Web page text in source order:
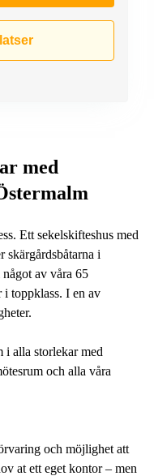
med
Ett sekelskifteshus med
skärgårdsbåtarna i
av våra 65
i toppklass. I en av
i alla storlekar med
och alla våra
och möjlighet att
at ett eget kontor – men